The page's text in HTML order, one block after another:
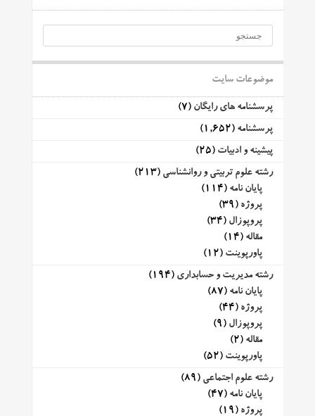
موضوعات سایت
پرسشنامه های رایگان (7)
پرسشنامه (1,652)
پیشینه و ادبیات (25)
رشته علوم تربیتی و روانشناسی (213)
پایان نامه (114)
پروژه (39)
پروپوزال (34)
مقاله (14)
پاورپوینت (12)
رشته مدیریت و حسابداری (194)
پایان نامه (87)
پروژه (44)
پروپوزال (9)
مقاله (2)
پاورپوینت (52)
رشته علوم اجتماعی (89)
پایان نامه (47)
پروژه (19)